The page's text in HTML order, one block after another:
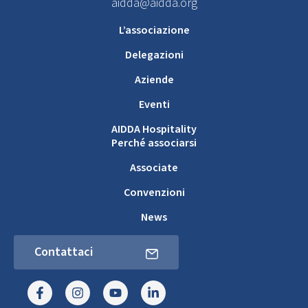
L’associazione
Delegazioni
Aziende
Eventi
AIDDA Hospitality
Perché associarsi
Associate
Convenzioni
News
Contattaci